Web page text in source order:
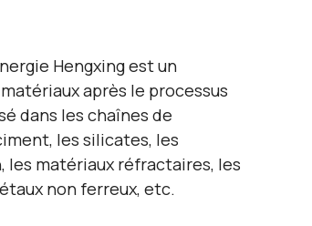
Hengxing est un
après le processus
dans les chaînes de
les silicates, les
les matériaux réfractaires, les
non ferreux, etc.